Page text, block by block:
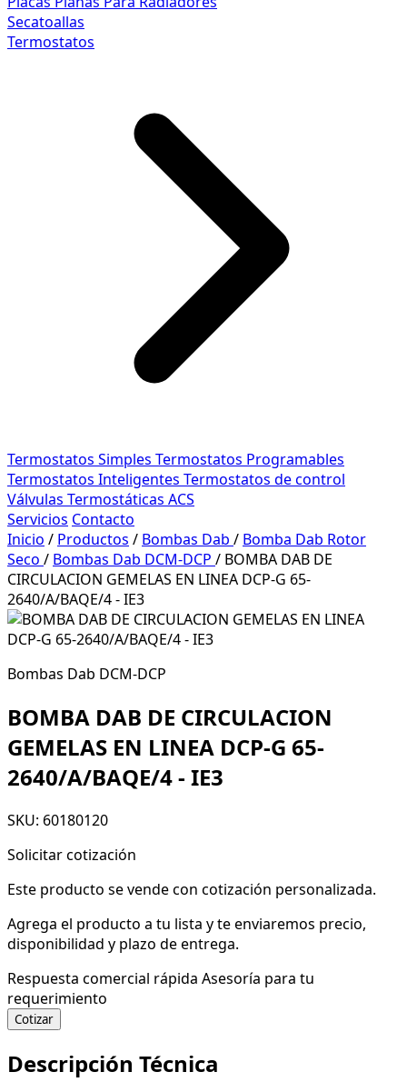
Secatoallas
Termostatos
Termostatos Simples Termostatos Programables
Termostatos Inteligentes Termostatos de control
Válvulas Termostáticas ACS
Servicios Contacto
Inicio / Productos / Bombas Dab / Bomba Dab Rotor
Seco / Bombas Dab DCM-DCP / BOMBA DAB DE
CIRCULACION GEMELAS EN LINEA DCP-G 65-
2640/A/BAQE/4 - IE3
Bombas Dab DCM-DCP
BOMBA DAB DE CIRCULACION
GEMELAS EN LINEA DCP-G 65-
2640/A/BAQE/4 - IE3
SKU: 60180120
Solicitar cotización
Este producto se vende con cotización personalizada.
Agrega el producto a tu lista y te enviaremos precio,
disponibilidad y plazo de entrega.
Respuesta comercial rápida Asesoría para tu
requerimiento
Cotizar
Descripción Técnica